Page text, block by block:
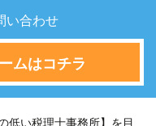
い合わせ
ムはコチラ
低い税理士事務所】を目